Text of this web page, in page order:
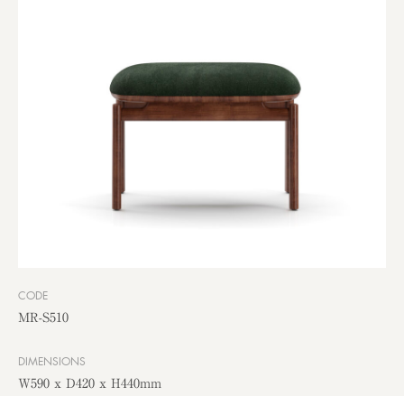
CODE
MR-S510
DIMENSIONS
W590 x D420 x H440mm